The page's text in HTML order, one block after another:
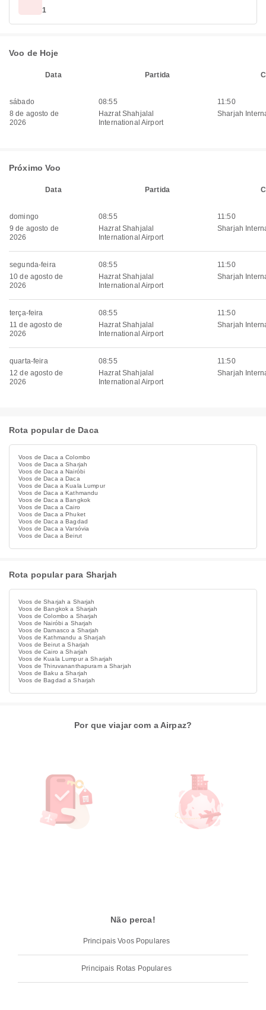
1
Voo de Hoje
Data Partida
sábado
8 de agosto de
2026
08:55
Hazrat Shahjalal
International Airport
11:50
Sharjah
Próximo Voo
Data Partida
domingo
9 de agosto de
2026
08:55
Hazrat Shahjalal
International Airport
11:50
Sharjah
segunda-feira
10 de agosto de
2026
08:55
Hazrat Shahjalal
International Airport
11:50
Sharjah
terça-feira
11 de agosto de
2026
08:55
Hazrat Shahjalal
International Airport
11:50
Sharjah
quarta-feira
12 de agosto de
2026
08:55
Hazrat Shahjalal
International Airport
11:50
Sharjah
Rota popular de Daca
Voos de Daca a Colombo
Voos de Daca a Sharjah
Voos de Daca a Nairóbi
Voos de Daca a Daca
Voos de Daca a Kuala Lumpur
Voos de Daca a Kathmandu
Voos de Daca a Bangkok
Voos de Daca a Cairo
Voos de Daca a Phuket
Voos de Daca a Bagdad
Voos de Daca a Varsóvia
Voos de Daca a Beirut
Rota popular para Sharjah
Voos de Sharjah a Sharjah
Voos de Bangkok a Sharjah
Voos de Colombo a Sharjah
Voos de Nairóbi a Sharjah
Voos de Damasco a Sharjah
Voos de Kathmandu a Sharjah
Voos de Beirut a Sharjah
Voos de Cairo a Sharjah
Voos de Kuala Lumpur a Sharjah
Voos de Thiruvananthapuram a Sharjah
Voos de Baku a Sharjah
Voos de Bagdad a Sharjah
Por que viajar com a Airpaz?
Não perca!
Principais Voos Populares
Principais Rotas Populares